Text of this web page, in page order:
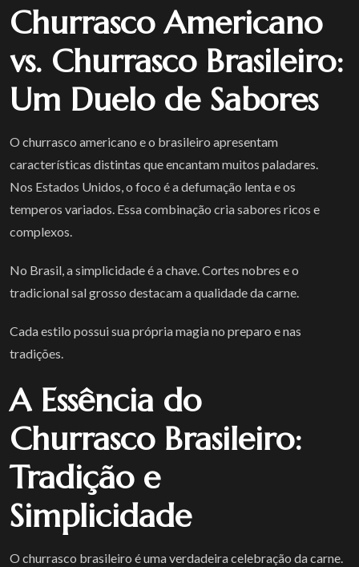
Churrasco Americano
vs. Churrasco Brasileiro:
Um Duelo de Sabores
O churrasco americano e o brasileiro apresentam
características distintas que encantam muitos paladares.
Nos Estados Unidos, o foco é a defumação lenta e os
temperos variados. Essa combinação cria sabores ricos e
complexos.
No Brasil, a simplicidade é a chave. Cortes nobres e o
tradicional sal grosso destacam a qualidade da carne.
Cada estilo possui sua própria magia no preparo e nas
tradições.
A Essência do
Churrasco Brasileiro:
Tradição e
Simplicidade
O churrasco brasileiro é uma verdadeira celebração da carne.